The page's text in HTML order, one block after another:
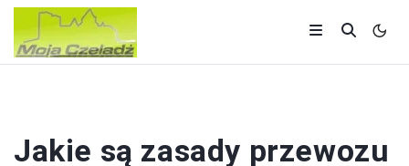
Jakie są zasady przewozu